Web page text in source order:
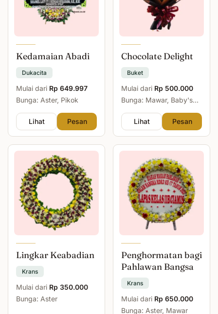
Kedamaian Abadi
Dukacita
Mulai dari Rp 649.997
Bunga: Aster, Pikok
Lihat Pesan
Chocolate Delight
Buket
Mulai dari Rp 500.000
Bunga: Mawar, Baby's
Lihat
Pesan
Lingkar Keabadian
Krans
Mulai dari Rp 350.000
Bunga: Aster
Penghormatan bagi
Pahlawan Bangsa
Krans
Mulai dari Rp 650.000
Bunga: Aster, Mawar